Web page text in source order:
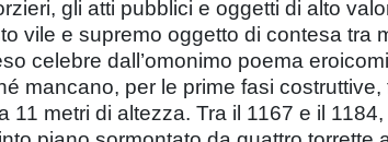
gli atti pubblici e oggetti di alto
vile e supremo oggetto di contesa tra
celebre dall’omonimo poema
mancano, per le prime fasi
11 metri di altezza. Tra il 1167 e il